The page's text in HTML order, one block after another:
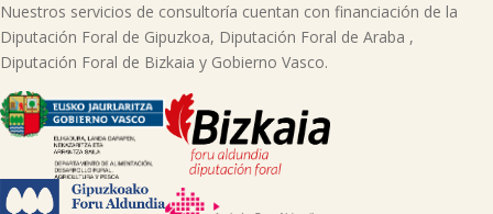
Nuestros servicios de consultoría cuentan con financiación de la
Diputación Foral de Gipuzkoa, Diputación Foral de Araba ,
Diputación Foral de Bizkaia y Gobierno Vasco.